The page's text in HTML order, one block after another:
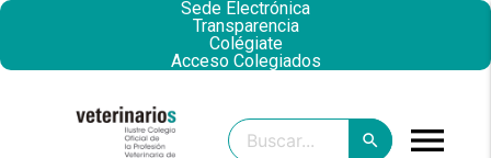
Sede Electrónica
Transparencia
Colégiate
Acceso Colegiados
search menu